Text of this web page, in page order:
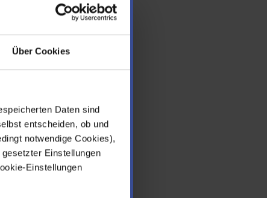
Über Cookies
Daten sind
entscheiden, ob und
notwendige Cookies),
Einstellungen
Einstellungen